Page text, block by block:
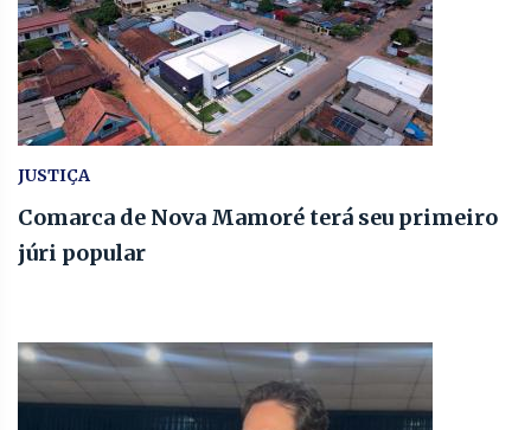
JUSTIÇA
Comarca de Nova Mamoré terá seu primeiro
júri popular